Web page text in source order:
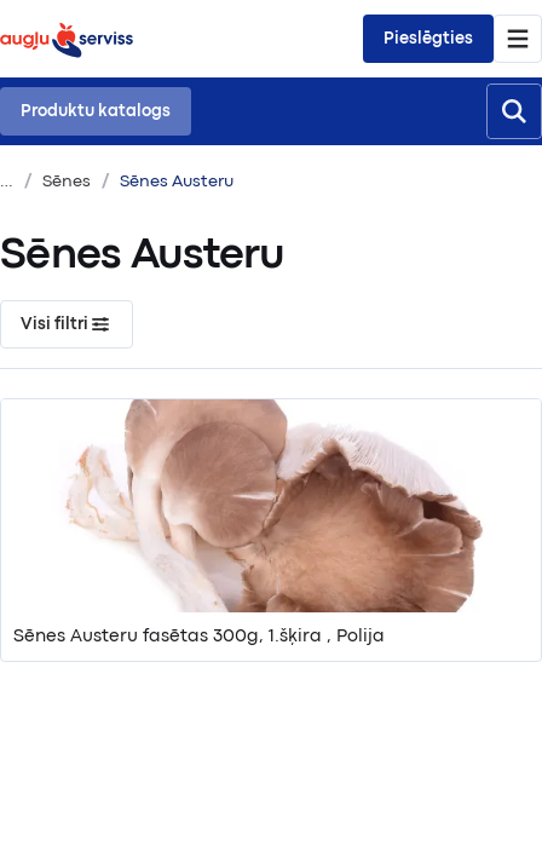
Pieslēgties
Produktu katalogs
Sēnes Sēnes Austeru
Sēnes Austeru
Visi filtri
Sēnes Austeru fasētas 300g, 1.šķira , Polija